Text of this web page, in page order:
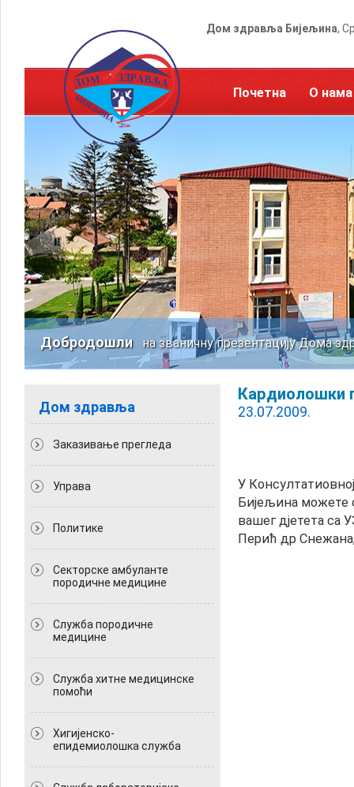
Дом здравља Бијељина,
Почетна О нама
Добродошлина званичну презентацију Дома
Дом здравља
Заказивање прегледа
Управа
Политикe
Секторске амбуланте
породичне медицине
Служба породичне
медицине
Служба хитне медицинске
помоћи
Хигијенско-
епидемиолошка служба
Кардиолошки
23.07.2009.
У
Бијељина можете
вашег дјетета са
Перић др